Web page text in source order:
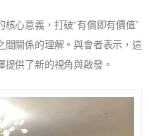
心意義，打破“有償即有價值”
間關係的理解。與會者表示，這
供了新的視角與啟發。